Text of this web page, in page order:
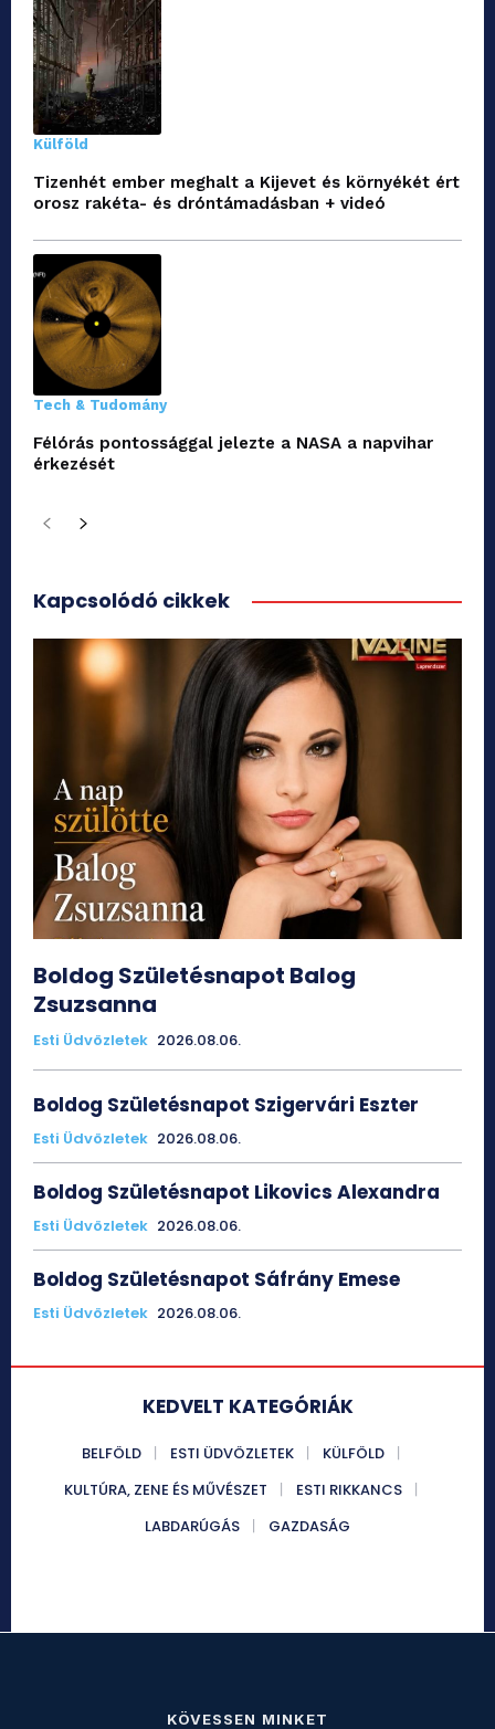
Külföld
Tizenhét ember meghalt a Kijevet és környékét ért
orosz rakéta- és dróntámadásban + videó
Tech & Tudomány
Félórás pontossággal jelezte a NASA a napvihar
érkezését
Kapcsolódó cikkek
Boldog Születésnapot Balog
Zsuzsanna
Esti Üdvözletek 2026.08.06.
Boldog Születésnapot Szigervári Eszter
Esti Üdvözletek 2026.08.06.
Boldog Születésnapot Likovics Alexandra
Esti Üdvözletek 2026.08.06.
Boldog Születésnapot Sáfrány Emese
Esti Üdvözletek 2026.08.06.
KEDVELT KATEGÓRIÁK
BELFÖLD ESTI ÜDVÖZLETEK
KÜLFÖLD
KULTÚRA, ZENE ÉS MŰVÉSZET
ESTI RIKKANCS
LABDARÚGÁS
GAZDASÁG
KÖVESSEN MINKET